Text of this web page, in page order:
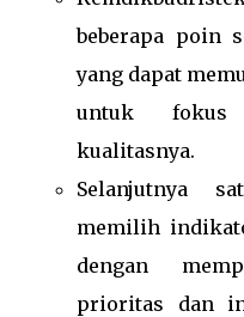
beberapa poin
yang dapat
untuk fokus
kualitasnya.
Selanjutnya
memilih
dengan
prioritas dan